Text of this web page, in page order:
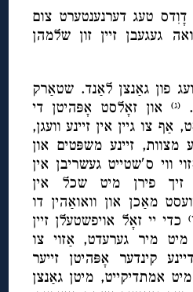
דָוִדס טעג דערנענטערט צום
געגעבן זיין זון שלמהן
פון גאַנצן לאַנד. שטאַרק
(ג)און זאָלסט אָפּהיטן די
אַף צו גיין אין זיינע וועגן,
מצוות, זיינע משפּטים און
ווי ס′שטייט געשריבן אין
פירן מיט שכל אין
מאַכן און וואואַהין דו
כדי יי זאָל אויפשטעלן זיין
מיר גערעדט, אַזוי צו
קינדער אָפּהיטן זייער
אמתדיקייט, מיטן גאַנצן